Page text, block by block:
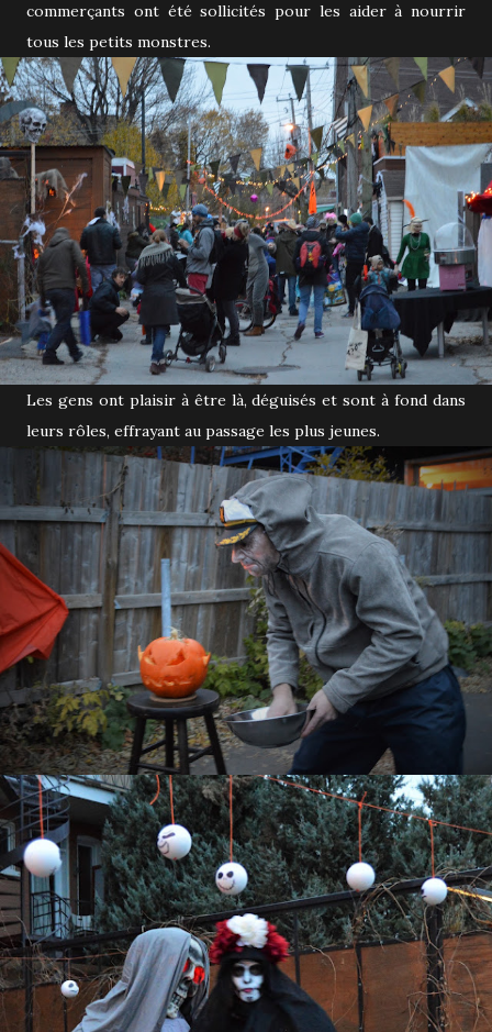
commerçants ont été sollicités pour les aider à nourrir
tous les petits monstres.
Les gens ont plaisir à être là, déguisés et sont à fond dans
leurs rôles, effrayant au passage les plus jeunes.